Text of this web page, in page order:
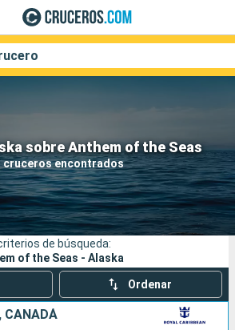
sobre Anthem of the Seas
cruceros encontrados
Compañías
Buscar
de búsqueda:
of the Seas - Alaska
Ordenar
CANADÁ